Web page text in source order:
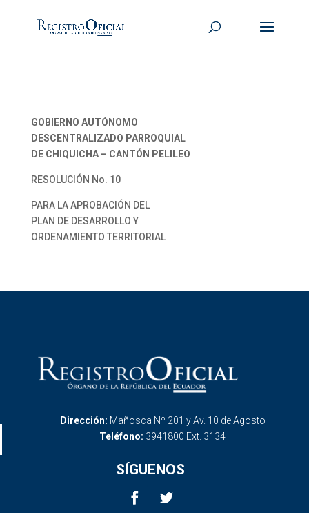
GOBIERNO AUTÓNOMO
DESCENTRALIZADO PARROQUIAL
DE CHIQUICHA – CANTÓN PELILEO
RESOLUCIÓN No. 10
PARA LA APROBACIÓN DEL
PLAN DE DESARROLLO Y
ORDENAMIENTO TERRITORIAL
Dirección: Mañosca Nº 201 y Av. 10 de Agosto
Teléfono: 3941800 Ext. 3134
SÍGUENOS